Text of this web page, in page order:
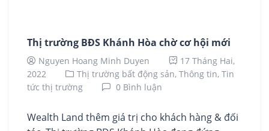
Thị trường BĐS Khánh Hòa chờ cơ hội mới
Nguyen Hoang Minh Duyen
17 Tháng Hai,
2022
Thị trường bất động sản, Thông tin, Tin
tức thị trường
0 Bình luận
Wealth Land thêm giá trị cho khách hàng & đối